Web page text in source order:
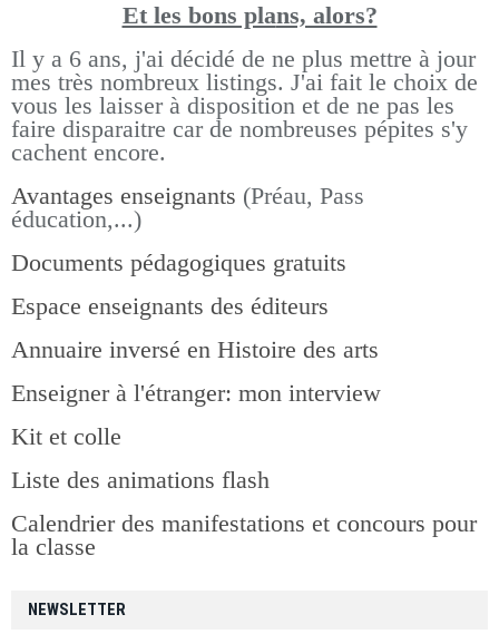
NEWSLETTER
Et les bons plans, alors?
Il y a 6 ans, j'ai décidé de ne plus mettre à jour
mes très nombreux listings. J'ai fait le choix de
vous les laisser à disposition et de ne pas les
faire disparaitre car de nombreuses pépites s'y
cachent encore.
Avantages enseignants (Préau, Pass
éducation,...)
Documents pédagogiques gratuits
Espace enseignants des éditeurs
Annuaire inversé en Histoire des arts
Enseigner à l'étranger: mon interview
Kit et colle
Liste des animations flash
Calendrier des manifestations et concours pour
la classe